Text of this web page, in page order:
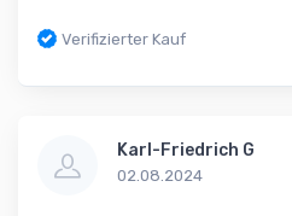
Verifizierter Kauf
Karl-Friedrich G
02.08.2024